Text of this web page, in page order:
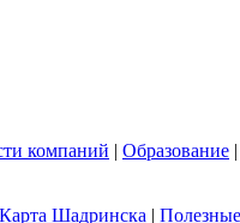
компаний | Образование |
Карта Шадринска |